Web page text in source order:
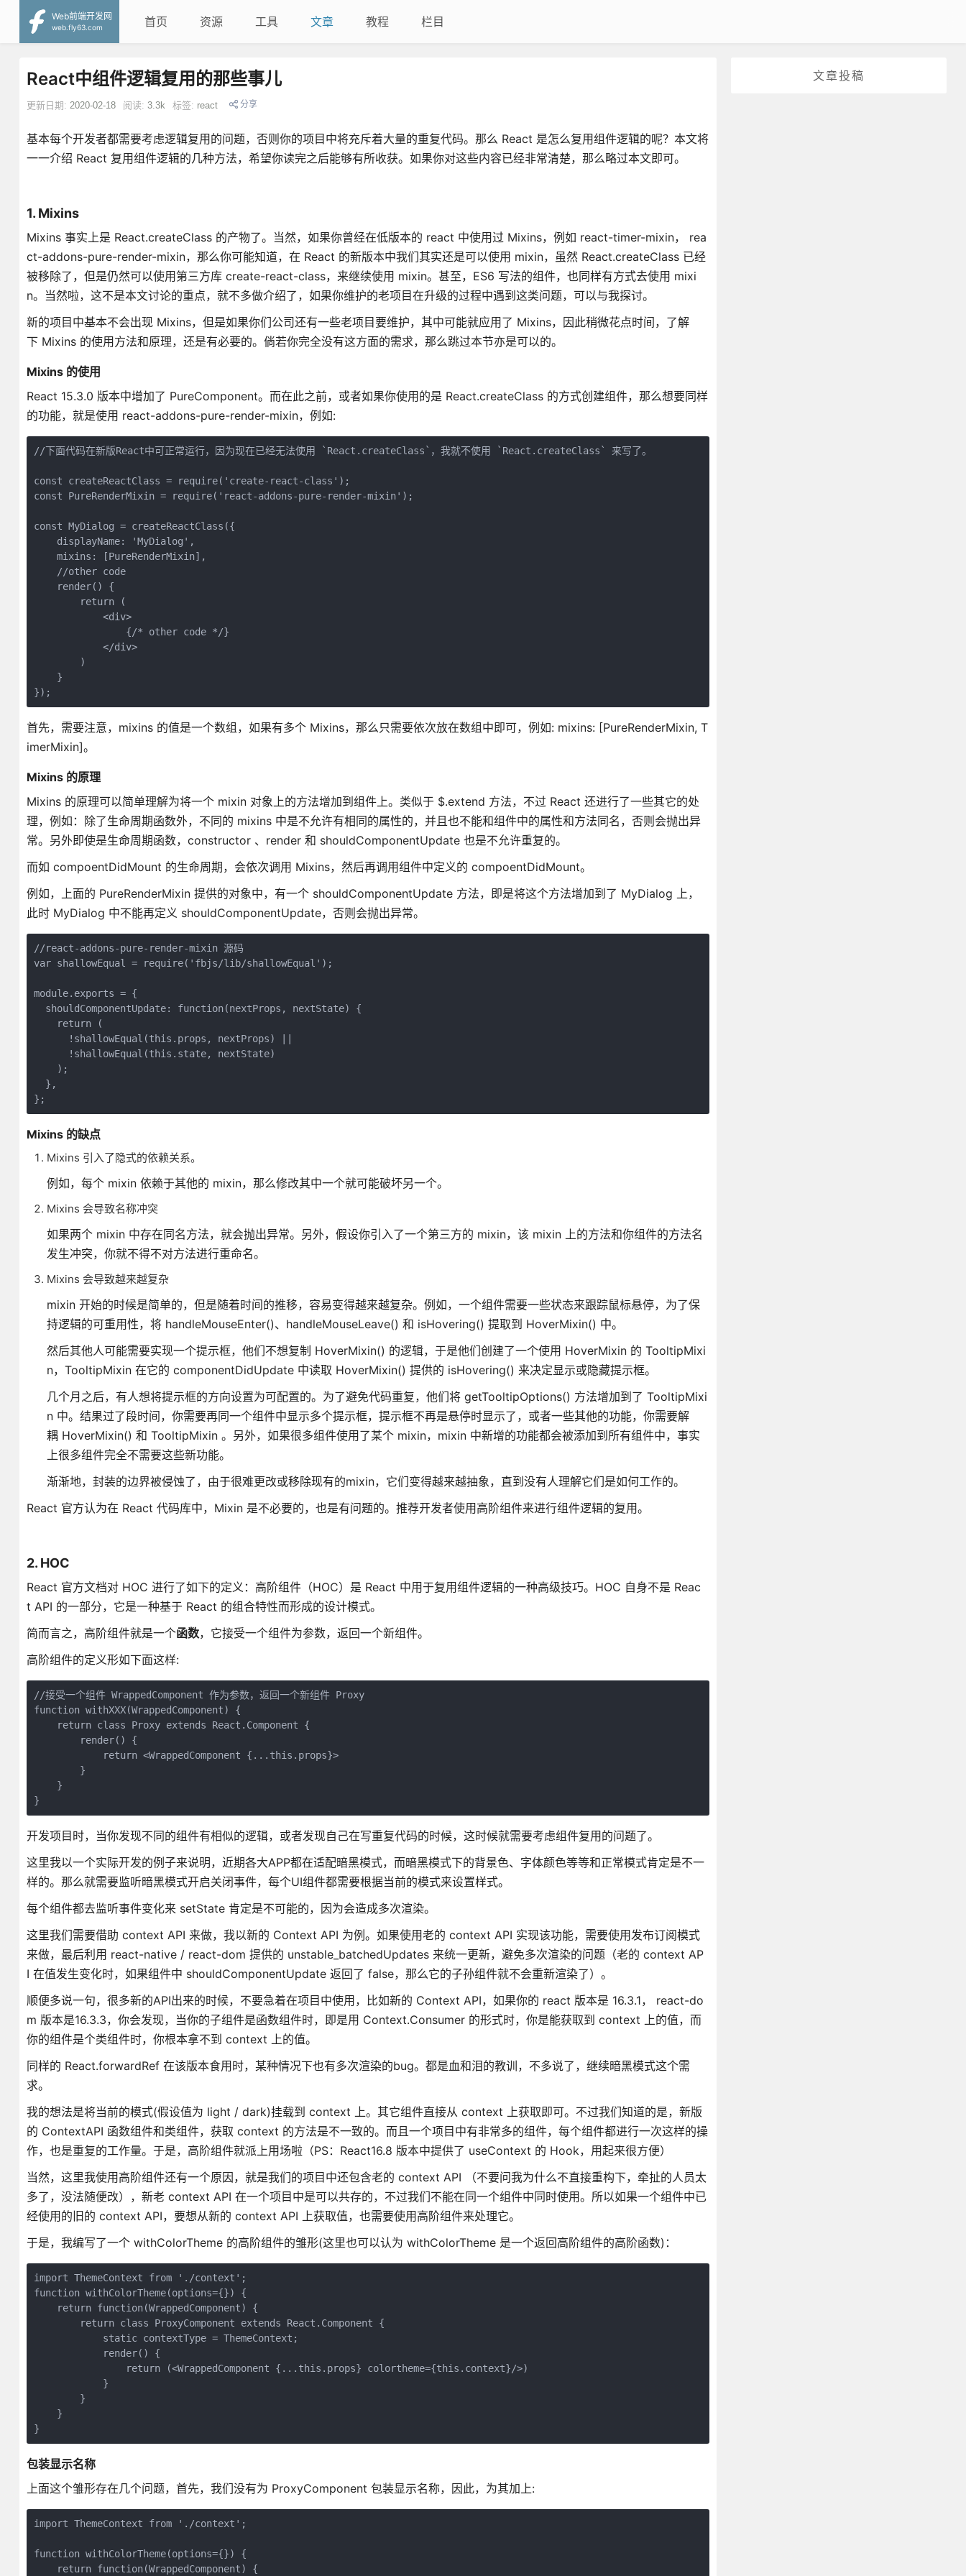
Web前端开发网
web.fly63.com
首页 资源 工具 文章 教程 栏目
文章投稿
React中组件逻辑复用的那些事儿
更新日期: 2020-02-18 阅读: 3.3k 标签: react 分享
基本每个开发者都需要考虑逻辑复用的问题，否则你的项目中将充斥着大量的重复代码。那么 React 是怎么复用组件逻辑的呢？本文将
一一介绍 React 复用组件逻辑的几种方法，希望你读完之后能够有所收获。如果你对这些内容已经非常清楚，那么略过本文即可。
1. Mixins
Mixins 事实上是 React.createClass 的产物了。当然，如果你曾经在低版本的 react 中使用过 Mixins，例如 react-timer-mixin， rea
ct-addons-pure-render-mixin，那么你可能知道，在 React 的新版本中我们其实还是可以使用 mixin，虽然 React.createClass 已经
被移除了，但是仍然可以使用第三方库 create-react-class，来继续使用 mixin。甚至，ES6 写法的组件，也同样有方式去使用 mixi
n。当然啦，这不是本文讨论的重点，就不多做介绍了，如果你维护的老项目在升级的过程中遇到这类问题，可以与我探讨。
新的项目中基本不会出现 Mixins，但是如果你们公司还有一些老项目要维护，其中可能就应用了 Mixins，因此稍微花点时间，了解
下 Mixins 的使用方法和原理，还是有必要的。倘若你完全没有这方面的需求，那么跳过本节亦是可以的。
Mixins 的使用
React 15.3.0 版本中增加了 PureComponent。而在此之前，或者如果你使用的是 React.createClass 的方式创建组件，那么想要同样
的功能，就是使用 react-addons-pure-render-mixin，例如:
//下面代码在新版React中可正常运行，因为现在已经无法使用 `React.createClass`，我就不使用 `React.createClass` 来写了。
const createReactClass = require('create-react-class');
const PureRenderMixin = require('react-addons-pure-render-mixin');
const MyDialog = createReactClass({
    displayName: 'MyDialog',
    mixins: [PureRenderMixin],
    //other code
    render() {
        return (
            <div>
                {/* other code */}
            </div>
        )
    }
});
首先，需要注意，mixins 的值是一个数组，如果有多个 Mixins，那么只需要依次放在数组中即可，例如: mixins: [PureRenderMixin, T
imerMixin]。
Mixins 的原理
Mixins 的原理可以简单理解为将一个 mixin 对象上的方法增加到组件上。类似于 $.extend 方法，不过 React 还进行了一些其它的处
理，例如：除了生命周期函数外，不同的 mixins 中是不允许有相同的属性的，并且也不能和组件中的属性和方法同名，否则会抛出异
常。另外即使是生命周期函数，constructor 、render 和 shouldComponentUpdate 也是不允许重复的。
而如 compoentDidMount 的生命周期，会依次调用 Mixins，然后再调用组件中定义的 compoentDidMount。
例如，上面的 PureRenderMixin 提供的对象中，有一个 shouldComponentUpdate 方法，即是将这个方法增加到了 MyDialog 上，
此时 MyDialog 中不能再定义 shouldComponentUpdate，否则会抛出异常。
//react-addons-pure-render-mixin 源码
var shallowEqual = require('fbjs/lib/shallowEqual');
module.exports = {
  shouldComponentUpdate: function(nextProps, nextState) {
    return (
      !shallowEqual(this.props, nextProps) ||
      !shallowEqual(this.state, nextState)
    );
  },
};
Mixins 的缺点
Mixins 引入了隐式的依赖关系。
例如，每个 mixin 依赖于其他的 mixin，那么修改其中一个就可能破坏另一个。
Mixins 会导致名称冲突
如果两个 mixin 中存在同名方法，就会抛出异常。另外，假设你引入了一个第三方的 mixin，该 mixin 上的方法和你组件的方法名
发生冲突，你就不得不对方法进行重命名。
Mixins 会导致越来越复杂
mixin 开始的时候是简单的，但是随着时间的推移，容易变得越来越复杂。例如，一个组件需要一些状态来跟踪鼠标悬停，为了保
持逻辑的可重用性，将 handleMouseEnter()、handleMouseLeave() 和 isHovering() 提取到 HoverMixin() 中。
然后其他人可能需要实现一个提示框，他们不想复制 HoverMixin() 的逻辑，于是他们创建了一个使用 HoverMixin 的 TooltipMixi
n，TooltipMixin 在它的 componentDidUpdate 中读取 HoverMixin() 提供的 isHovering() 来决定显示或隐藏提示框。
几个月之后，有人想将提示框的方向设置为可配置的。为了避免代码重复，他们将 getTooltipOptions() 方法增加到了 TooltipMixi
n 中。结果过了段时间，你需要再同一个组件中显示多个提示框，提示框不再是悬停时显示了，或者一些其他的功能，你需要解
耦 HoverMixin() 和 TooltipMixin 。另外，如果很多组件使用了某个 mixin，mixin 中新增的功能都会被添加到所有组件中，事实
上很多组件完全不需要这些新功能。
渐渐地，封装的边界被侵蚀了，由于很难更改或移除现有的mixin，它们变得越来越抽象，直到没有人理解它们是如何工作的。
React 官方认为在 React 代码库中，Mixin 是不必要的，也是有问题的。推荐开发者使用高阶组件来进行组件逻辑的复用。
2. HOC
React 官方文档对 HOC 进行了如下的定义：高阶组件（HOC）是 React 中用于复用组件逻辑的一种高级技巧。HOC 自身不是 Reac
t API 的一部分，它是一种基于 React 的组合特性而形成的设计模式。
简而言之，高阶组件就是一个函数，它接受一个组件为参数，返回一个新组件。
高阶组件的定义形如下面这样:
//接受一个组件 WrappedComponent 作为参数，返回一个新组件 Proxy
function withXXX(WrappedComponent) {
    return class Proxy extends React.Component {
        render() {
            return <WrappedComponent {...this.props}>
        }
    }
}
开发项目时，当你发现不同的组件有相似的逻辑，或者发现自己在写重复代码的时候，这时候就需要考虑组件复用的问题了。
这里我以一个实际开发的例子来说明，近期各大APP都在适配暗黑模式，而暗黑模式下的背景色、字体颜色等等和正常模式肯定是不一
样的。那么就需要监听暗黑模式开启关闭事件，每个UI组件都需要根据当前的模式来设置样式。
每个组件都去监听事件变化来 setState 肯定是不可能的，因为会造成多次渲染。
这里我们需要借助 context API 来做，我以新的 Context API 为例。如果使用老的 context API 实现该功能，需要使用发布订阅模式
来做，最后利用 react-native / react-dom 提供的 unstable_batchedUpdates 来统一更新，避免多次渲染的问题（老的 context AP
I 在值发生变化时，如果组件中 shouldComponentUpdate 返回了 false，那么它的子孙组件就不会重新渲染了）。
顺便多说一句，很多新的API出来的时候，不要急着在项目中使用，比如新的 Context API，如果你的 react 版本是 16.3.1， react-do
m 版本是16.3.3，你会发现，当你的子组件是函数组件时，即是用 Context.Consumer 的形式时，你是能获取到 context 上的值，而
你的组件是个类组件时，你根本拿不到 context 上的值。
同样的 React.forwardRef 在该版本食用时，某种情况下也有多次渲染的bug。都是血和泪的教训，不多说了，继续暗黑模式这个需
求。
我的想法是将当前的模式(假设值为 light / dark)挂载到 context 上。其它组件直接从 context 上获取即可。不过我们知道的是，新版
的 ContextAPI 函数组件和类组件，获取 context 的方法是不一致的。而且一个项目中有非常多的组件，每个组件都进行一次这样的操
作，也是重复的工作量。于是，高阶组件就派上用场啦（PS：React16.8 版本中提供了 useContext 的 Hook，用起来很方便）
当然，这里我使用高阶组件还有一个原因，就是我们的项目中还包含老的 context API （不要问我为什么不直接重构下，牵扯的人员太
多了，没法随便改），新老 context API 在一个项目中是可以共存的，不过我们不能在同一个组件中同时使用。所以如果一个组件中已
经使用的旧的 context API，要想从新的 context API 上获取值，也需要使用高阶组件来处理它。
于是，我编写了一个 withColorTheme 的高阶组件的雏形(这里也可以认为 withColorTheme 是一个返回高阶组件的高阶函数)：
import ThemeContext from './context';
function withColorTheme(options={}) {
    return function(WrappedComponent) {
        return class ProxyComponent extends React.Component {
            static contextType = ThemeContext;
            render() {
                return (<WrappedComponent {...this.props} colortheme={this.context}/>)
            }
        }
    }
}
包装显示名称
上面这个雏形存在几个问题，首先，我们没有为 ProxyComponent 包装显示名称，因此，为其加上:
import ThemeContext from './context';
function withColorTheme(options={}) {
    return function(WrappedComponent) {